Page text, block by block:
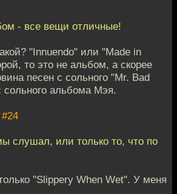
- все вещи отличные!
"Innuendo" или "Made in
то это не альбом, а скорее
песен с сольного "Mr. Bad
альбома Мэя.
#24
слушал, или только то, что по
"Slippery When Wet". У меня